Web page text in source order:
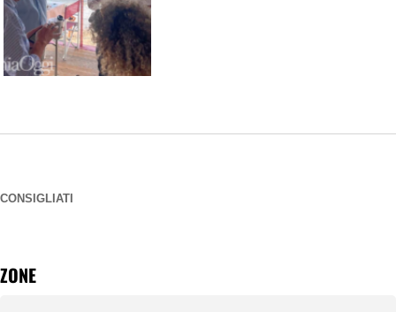
CONSIGLIATI
ZONE